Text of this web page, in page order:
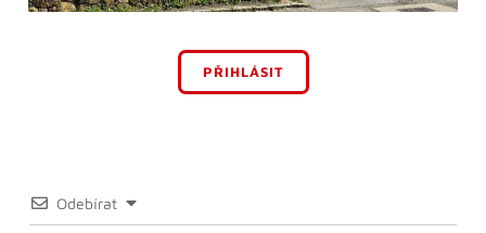
PŘIHLÁSIT
Odebírat